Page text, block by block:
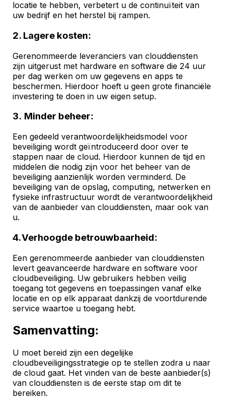
locatie te hebben, verbetert u de continuïteit van
uw bedrijf en het herstel bij rampen.
2. Lagere kosten:
Gerenommeerde leveranciers van clouddiensten
zijn uitgerust met hardware en software die 24 uur
per dag werken om uw gegevens en apps te
beschermen. Hierdoor hoeft u geen grote financiële
investering te doen in uw eigen setup.
3. Minder beheer:
Een gedeeld verantwoordelijkheidsmodel voor
beveiliging wordt geïntroduceerd door over te
stappen naar de cloud. Hierdoor kunnen de tijd en
middelen die nodig zijn voor het beheer van de
beveiliging aanzienlijk worden verminderd. De
beveiliging van de opslag, computing, netwerken en
fysieke infrastructuur wordt de verantwoordelijkheid
van de aanbieder van clouddiensten, maar ook van
u.
4. Verhoogde betrouwbaarheid:
Een gerenommeerde aanbieder van clouddiensten
levert geavanceerde hardware en software voor
cloudbeveiliging. Uw gebruikers hebben veilig
toegang tot gegevens en toepassingen vanaf elke
locatie en op elk apparaat dankzij de voortdurende
service waartoe u toegang hebt.
Samenvatting:
U moet bereid zijn een degelijke
cloudbeveiligingsstrategie op te stellen zodra u naar
de cloud gaat. Het vinden van de beste aanbieder(s)
van clouddiensten is de eerste stap om dit te
bereiken.